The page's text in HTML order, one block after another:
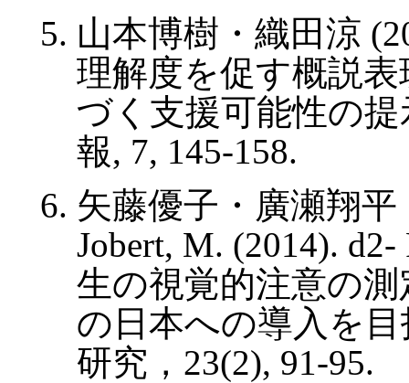
山本博樹・織田涼
理解度を促す概説
づく支援可能性の
報, 7, 145-158.
矢藤優子・廣瀬翔平
Jobert, M. (2014).
生の視覚的注意の
の日本への導入を
研究，23(2), 91-95.